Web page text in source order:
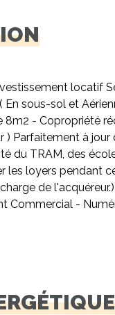
locatif
En sous-sol et
8m2 - Copropriété
) Parfaitement à
du TRAM, des
les loyers pendant
de
Commercial -